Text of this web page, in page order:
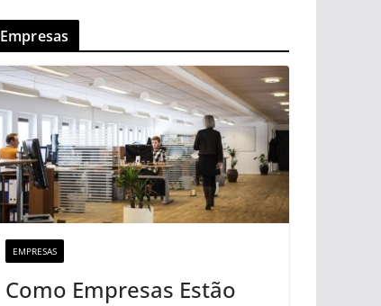
Empresas
EMPRESAS
Como Empresas Estão